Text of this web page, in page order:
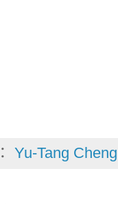
Yu-Tang Cheng